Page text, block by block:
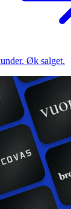
Øk salget.